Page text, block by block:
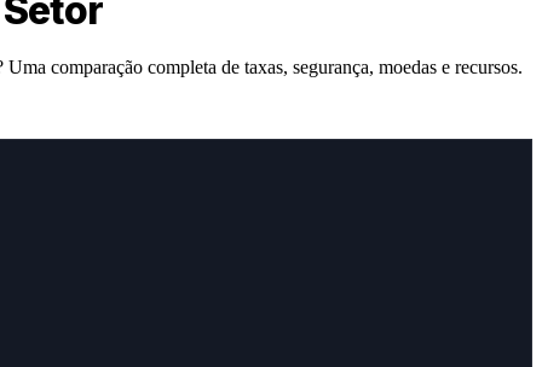
comparação completa de taxas, segurança, moedas e recursos.